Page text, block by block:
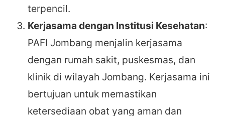
terpencil.
Kerjasama dengan Institusi Kesehatan:
PAFI Jombang menjalin kerjasama
dengan rumah sakit, puskesmas, dan
klinik di wilayah Jombang. Kerjasama ini
bertujuan untuk memastikan
ketersediaan obat yang aman dan